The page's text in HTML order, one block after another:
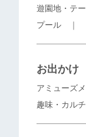
遊園地・テ
プール ｜
お出かけ
アミューズ
趣味・カル